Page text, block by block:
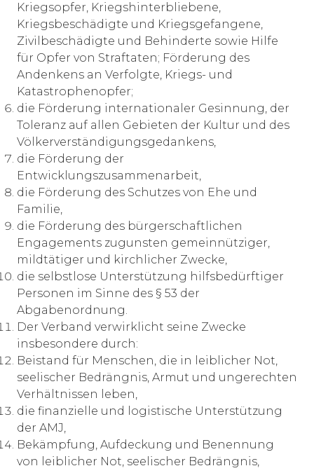
Kriegsopfer, Kriegshinterbliebene,
Kriegsbeschädigte und Kriegsgefangene,
Zivilbeschädigte und Behinderte sowie Hilfe
für Opfer von Straftaten; Förderung des
Andenkens an Verfolgte, Kriegs- und
Katastrophenopfer;
die Förderung internationaler Gesinnung, der
Toleranz auf allen Gebieten der Kultur und des
Völkerverständigungsgedankens,
die Förderung der
Entwicklungszusammenarbeit,
die Förderung des Schutzes von Ehe und
Familie,
die Förderung des bürgerschaftlichen
Engagements zugunsten gemeinnütziger,
mildtätiger und kirchlicher Zwecke,
die selbstlose Unterstützung hilfsbedürftiger
Personen im Sinne des § 53 der
Abgabenordnung.
Der Verband verwirklicht seine Zwecke
insbesondere durch:
Beistand für Menschen, die in leiblicher Not,
seelischer Bedrängnis, Armut und ungerechten
Verhältnissen leben,
die finanzielle und logistische Unterstützung
der AMJ,
Bekämpfung, Aufdeckung und Benennung
von leiblicher Not, seelischer Bedrängnis,